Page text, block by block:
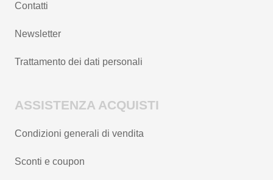
Contatti
Newsletter
Trattamento dei dati personali
ASSISTENZA ACQUISTI
Condizioni generali di vendita
Sconti e coupon